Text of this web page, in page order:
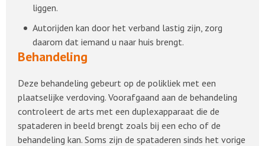
liggen.
Autorijden kan door het verband lastig zijn, zorg
daarom dat iemand u naar huis brengt.
Behandeling
Deze behandeling gebeurt op de polikliek met een
plaatselijke verdoving. Voorafgaand aan de behandeling
controleert de arts met een duplexapparaat die de
spataderen in beeld brengt zoals bij een echo of de
behandeling kan. Soms zijn de spataderen sinds het vorige